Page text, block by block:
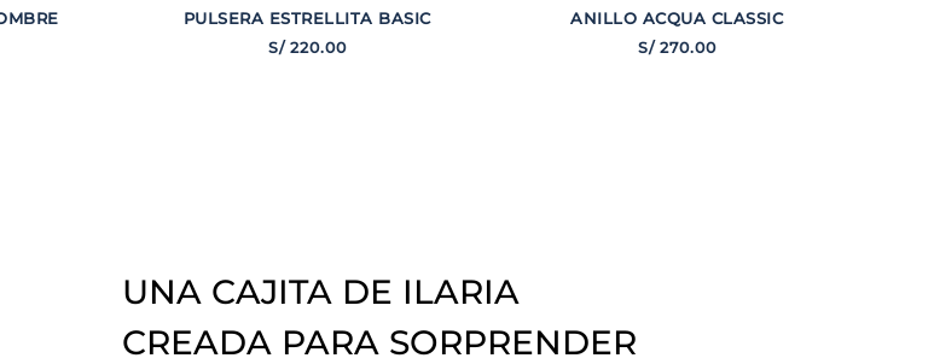
PULSERA ESTRELLITA BASIC
S/ 220.00
ANILLO ACQUA CLASSIC
S/ 270.00
UNA CAJITA DE ILARIA
CREADA PARA SORPRENDER